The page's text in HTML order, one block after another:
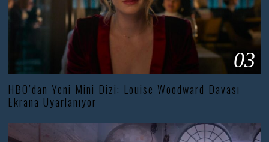
03
HBO’dan Yeni Mini Dizi: Louise Woodward Davası
Ekrana Uyarlanıyor